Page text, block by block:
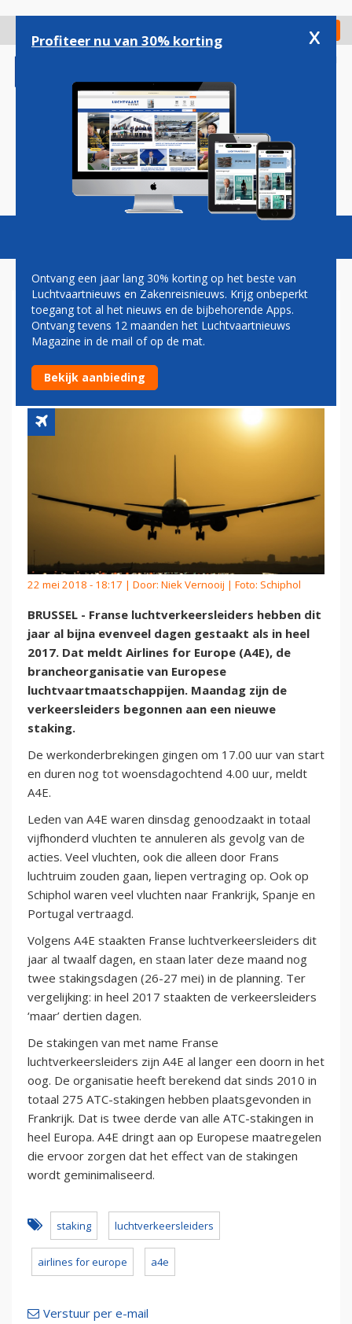
gaan
Check in
Magazine Podcasts Vacatures
FRANSE
LUCHTVERKEERSLEIDERS
STAKEN OPNIEUW
22 mei 2018 - 18:17 | Door: Niek Vernooij | Foto: Schiphol
BRUSSEL - Franse luchtverkeersleiders hebben dit
jaar al bijna evenveel dagen gestaakt als in heel
2017. Dat meldt Airlines for Europe (A4E), de
brancheorganisatie van Europese
luchtvaartmaatschappijen. Maandag zijn de
verkeersleiders begonnen aan een nieuwe
staking.
De werkonderbrekingen gingen om 17.00 uur van start
en duren nog tot woensdagochtend 4.00 uur, meldt
A4E.
Leden van A4E waren dinsdag genoodzaakt in totaal
vijfhonderd vluchten te annuleren als gevolg van de
acties. Veel vluchten, ook die alleen door Frans
luchtruim zouden gaan, liepen vertraging op. Ook op
Schiphol waren veel vluchten naar Frankrijk, Spanje en
Portugal vertraagd.
Volgens A4E staakten Franse luchtverkeersleiders dit
jaar al twaalf dagen, en staan later deze maand nog
twee stakingsdagen (26-27 mei) in de planning. Ter
vergelijking: in heel 2017 staakten de verkeersleiders
‘maar’ dertien dagen.
De stakingen van met name Franse
luchtverkeersleiders zijn A4E al langer een doorn in het
oog. De organisatie heeft berekend dat sinds 2010 in
totaal 275 ATC-stakingen hebben plaatsgevonden in
Frankrijk. Dat is twee derde van alle ATC-stakingen in
heel Europa. A4E dringt aan op Europese maatregelen
die ervoor zorgen dat het effect van de stakingen
wordt geminimaliseerd.
staking luchtverkeersleiders
airlines for europe a4e
Verstuur per e-mail
Profiteer nu van 30% korting x
Ontvang een jaar lang 30% korting op het beste van
Luchtvaartnieuws en Zakenreisnieuws. Krijg onbeperkt
toegang tot al het nieuws en de bijbehorende Apps.
Ontvang tevens 12 maanden het Luchtvaartnieuws
Magazine in de mail of op de mat.
Bekijk aanbieding